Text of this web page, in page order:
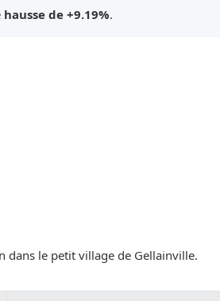
hausse de +9.19%.
dans le petit village de Gellainville.